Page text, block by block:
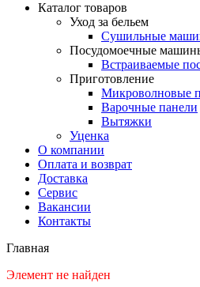
Каталог товаров
Уход за бельем
Сушильные
Посудомоечные
Встраиваемые
Приготовление
Микроволновые
Варочные панели
Вытяжки
Уценка
О компании
Оплата и возврат
Доставка
Сервис
Вакансии
Контакты
Главная
Элемент не найден